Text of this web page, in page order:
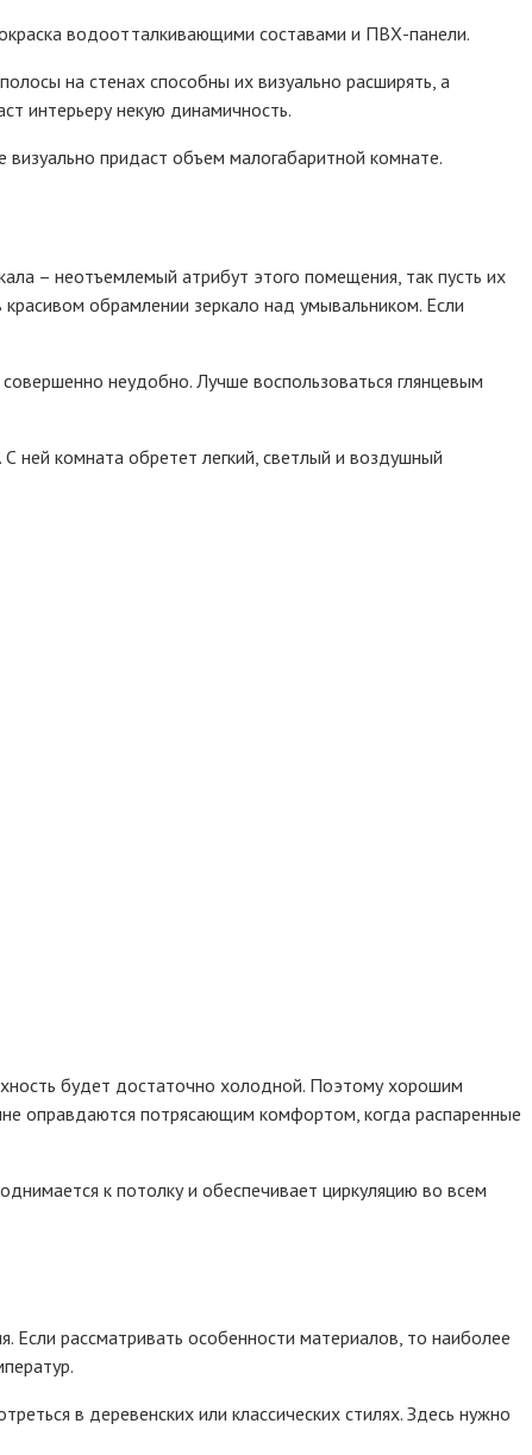
водоотталкивающими составами и ПВХ-панели.
на стенах способны их визуально расширять, а
интерьеру некую динамичность.
придаст объем малогабаритной комнате.
– неотъемлемый атрибут этого помещения, так пусть их
обрамлении зеркало над умывальником. Если
неудобно. Лучше воспользоваться глянцевым
ней комната обретет легкий, светлый и воздушный
будет достаточно холодной. Поэтому хорошим
оправдаются потрясающим комфортом, когда распаренные
к потолку и обеспечивает циркуляцию во всем
Если рассматривать особенности материалов, то наиболее
в деревенских или классических стилях. Здесь нужно